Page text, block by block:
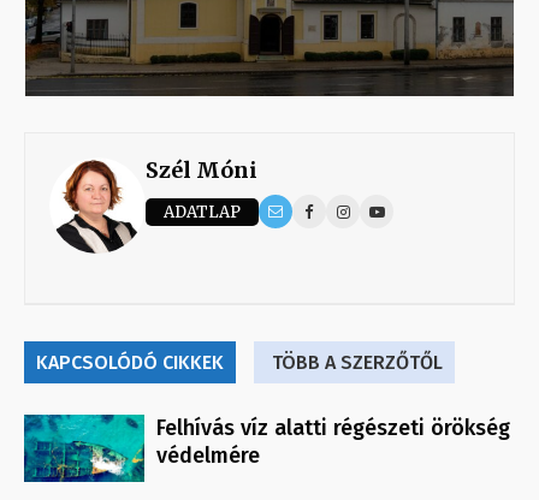
Szél Móni
ADATLAP
KAPCSOLÓDÓ CIKKEK TÖBB A SZERZŐTŐL
Felhívás víz alatti régészeti örökség
védelmére